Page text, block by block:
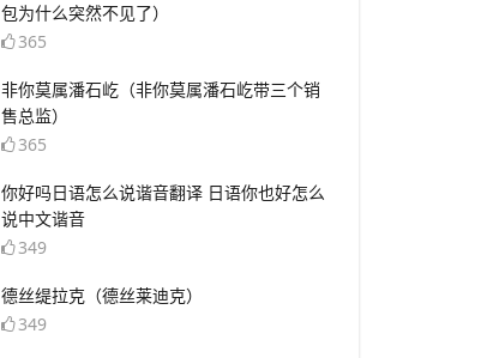
包为什么突然不见了）
365
​非你莫属潘石屹（非你莫属潘石屹带三个销
售总监）
365
​你好吗日语怎么说谐音翻译 日语你也好怎么
说中文谐音
349
​德丝缇拉克（德丝莱迪克）
349